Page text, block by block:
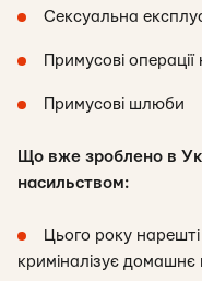
Сексуальна
Примусові
Примусові шлюби
Що вже зроблено в
насильством:
Цього року нарешті
криміналізує домашнє